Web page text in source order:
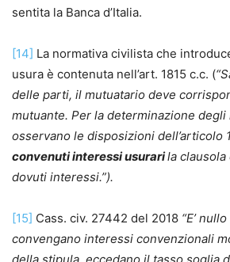
sentita la Banca d’Italia.
[14] La normativa civilista che
usura è contenuta nell’art. 1815 c.c. (
delle parti, il mutuatario deve
mutuante. Per la determinazione
osservano le disposizioni dell’articolo
convenutiinteressi usurarila
dovuti interessi.”).
[15] Cass. civ. 27442 del 2018 “E’
convengano interessi convenzionali